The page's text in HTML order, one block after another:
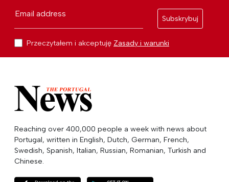
Email address
Subskrybuj
Przeczytałem i akceptuję Zasady i warunki
Reaching over 400,000 people a week with news about
Portugal, written in English, Dutch, German, French,
Swedish, Spanish, Italian, Russian, Romanian, Turkish and
Chinese.